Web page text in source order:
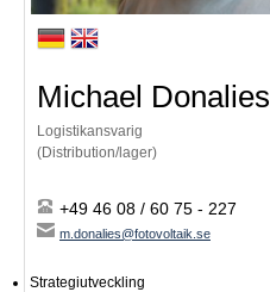
Michael Donalies
Logistikansvarig
(Distribution/lager)
+49 46 08 / 60 75 - 227
m.donalies@fotovoltaik.se
Strategiutveckling